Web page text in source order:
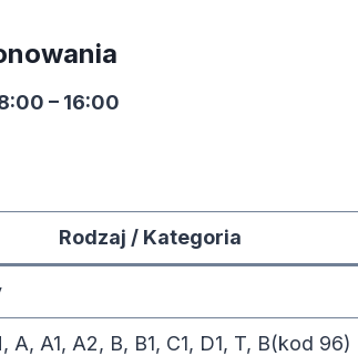
– 16:00
Rodzaj / Kategoria
A1, A2, B, B1, C1, D1, T, B(kod 96)